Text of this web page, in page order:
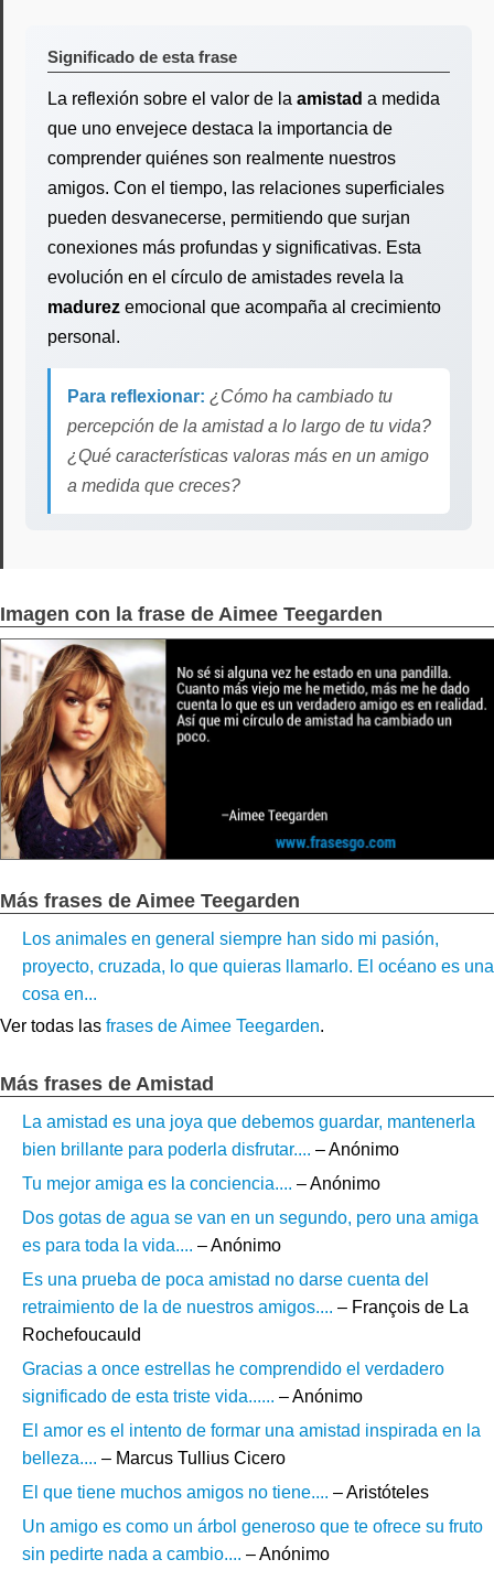
Significado de esta frase
La reflexión sobre el valor de la amistad a medida
que uno envejece destaca la importancia de
comprender quiénes son realmente nuestros
amigos. Con el tiempo, las relaciones superficiales
pueden desvanecerse, permitiendo que surjan
conexiones más profundas y significativas. Esta
evolución en el círculo de amistades revela la
madurez emocional que acompaña al crecimiento
personal.
Para reflexionar: ¿Cómo ha cambiado tu
percepción de la amistad a lo largo de tu vida?
¿Qué características valoras más en un amigo
a medida que creces?
Imagen con la frase de Aimee Teegarden
Más frases de Aimee Teegarden
Los animales en general siempre han sido mi pasión,
proyecto, cruzada, lo que quieras llamarlo. El océano es una
cosa en...
Ver todas las frases de Aimee Teegarden.
Más frases de Amistad
La amistad es una joya que debemos guardar, mantenerla
bien brillante para poderla disfrutar.... – Anónimo
Tu mejor amiga es la conciencia.... – Anónimo
Dos gotas de agua se van en un segundo, pero una amiga
es para toda la vida.... – Anónimo
Es una prueba de poca amistad no darse cuenta del
retraimiento de la de nuestros amigos.... – François de La
Rochefoucauld
Gracias a once estrellas he comprendido el verdadero
significado de esta triste vida...... – Anónimo
El amor es el intento de formar una amistad inspirada en la
belleza.... – Marcus Tullius Cicero
El que tiene muchos amigos no tiene.... – Aristóteles
Un amigo es como un árbol generoso que te ofrece su fruto
sin pedirte nada a cambio.... – Anónimo